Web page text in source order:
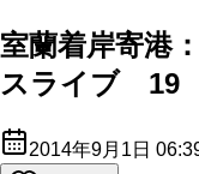
室蘭着岸寄港
スライブ 19
2014年9月1日